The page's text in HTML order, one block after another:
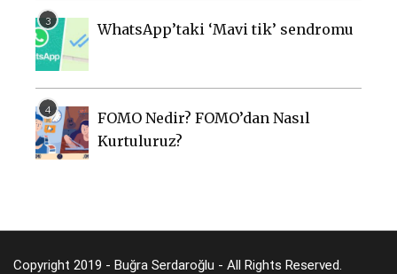
WhatsApp’taki ‘Mavi tik’ sendromu
FOMO Nedir? FOMO’dan Nasıl
Kurtuluruz?
Copyright 2019 - Buğra Serdaroğlu - All Rights Reserved.